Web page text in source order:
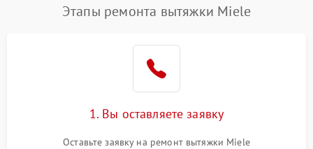
Этапы ремонта вытяжки Miele
1. Вы оставляете заявку
Оставьте заявку на ремонт вытяжки Miele